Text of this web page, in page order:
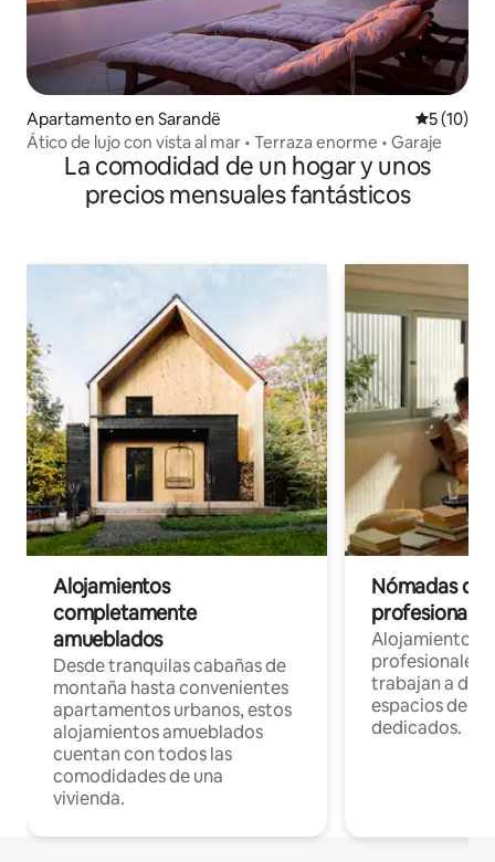
Apartamento en Sarandë
5 (10)
Ático de lujo con vista al mar • Terraza enorme • Garaje
La comodidad de un hogar y unos
precios mensuales fantásticos
Alojamientos
completamente
amueblados
Desde tranquilas cabañas de
montaña hasta convenientes
apartamentos urbanos, estos
alojamientos amueblados
cuentan con todos las
comodidades de una
vivienda.
Nómadas
Alojamientos
profesionales
trabajan a
espacios de
dedicados.